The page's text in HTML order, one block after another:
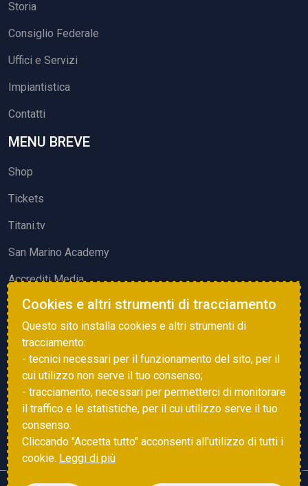
Storia
Consiglio Federale
Uffici e Servizi
Impiantistica
Contatti
MENU BREVE
Shop
Tickets
Titani.tv
San Marino Academy
Accrediti Media
ATTIVITÀ ED EVENTI
Squadre di Calcio
Associazione Sammarinese Arbitri
Vota gol e parata
Cookies e altri strumenti di tracciamento
Questo sito installa cookies e altri strumenti di
tracciamento:
- tecnici necessari per il funzionamento del sito, per il
cui utilizzo non serve il tuo consenso;
- tracciamento, necessari per permetterci di monitorare
il traffico e le statistiche, per il cui utilizzo serve il tuo
consenso.
Cliccando "Accetta tutto" acconsenti all'utilizzo di tutti i
cookie. Leggi di più